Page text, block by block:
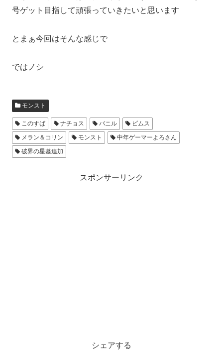
号ゲット目指して頑張っていきたいと思います
とまぁ今回はそんな感じで
ではノシ
モンスト
このすば ナチョス バニル
ピムス
メラン＆コリン
モンスト
中年ゲーマーよろさん
破界の星墓追加
スポンサーリンク
シェアする